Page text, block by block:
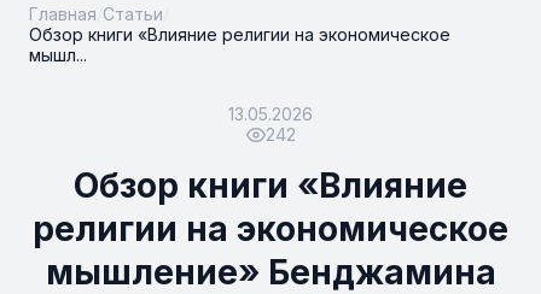
Главная Статьи
Обзор книги «Влияние религии на экономическое
мышл...
13.05.2026
242
Обзор книги «Влияние
религии на экономическое
мышление» Бенджамина